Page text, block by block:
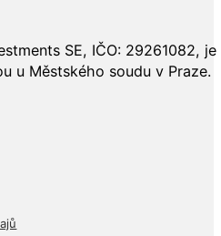
SE, IČO: 29261082,
u Městského soudu v Praze.